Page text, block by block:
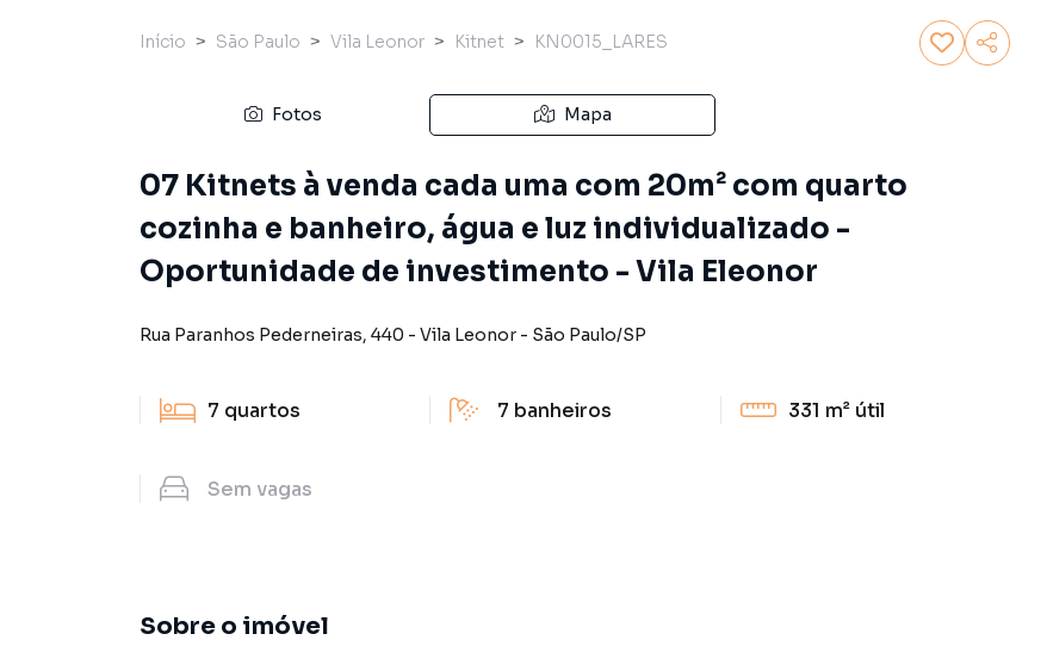
Início São Paulo Vila Leonor Kitnet KN0015_LARES
Fotos Mapa
07 Kitnets à venda cada uma com 20m² com quarto
cozinha e banheiro, água e luz individualizado -
Oportunidade de investimento - Vila Eleonor
Rua Paranhos Pederneiras, 440 - Vila Leonor - São Paulo/SP
7 quartos 7 banheiros 331 m² útil
Sem vagas
Sobre o imóvel